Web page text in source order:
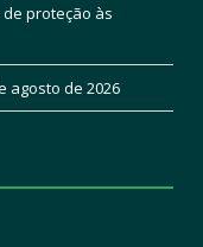
proteção às
agosto de 2026